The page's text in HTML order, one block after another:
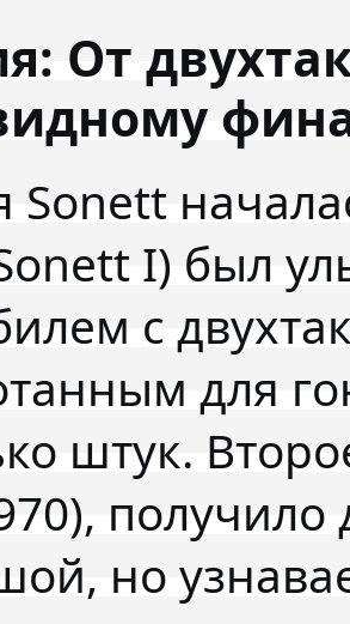
От
Sonett
I) был
с
для
штук.
получило
но